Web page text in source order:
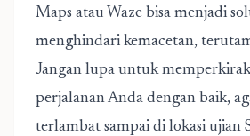
Maps atau Waze bisa menjadi
menghindari kemacetan,
Jangan lupa untuk
perjalanan Anda dengan baik,
terlambat sampai di lokasi ujian